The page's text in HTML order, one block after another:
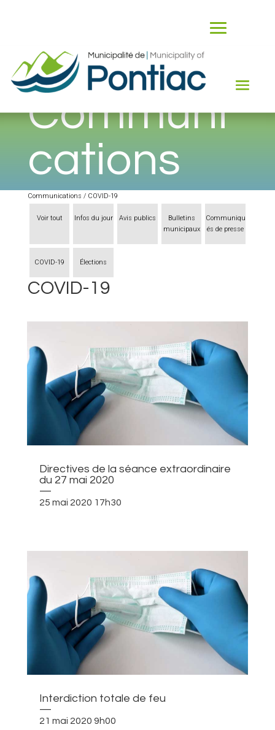
Communi
cations
Communications / COVID-19
Voir tout Infos du jour Avis publics
Bulletins
municipaux
Communiqu
és de presse
COVID-19 Élections
COVID-19
Directives de la séance extraordinaire
du 27 mai 2020
—
25 mai 2020 17h30
Interdiction totale de feu
—
21 mai 2020 9h00